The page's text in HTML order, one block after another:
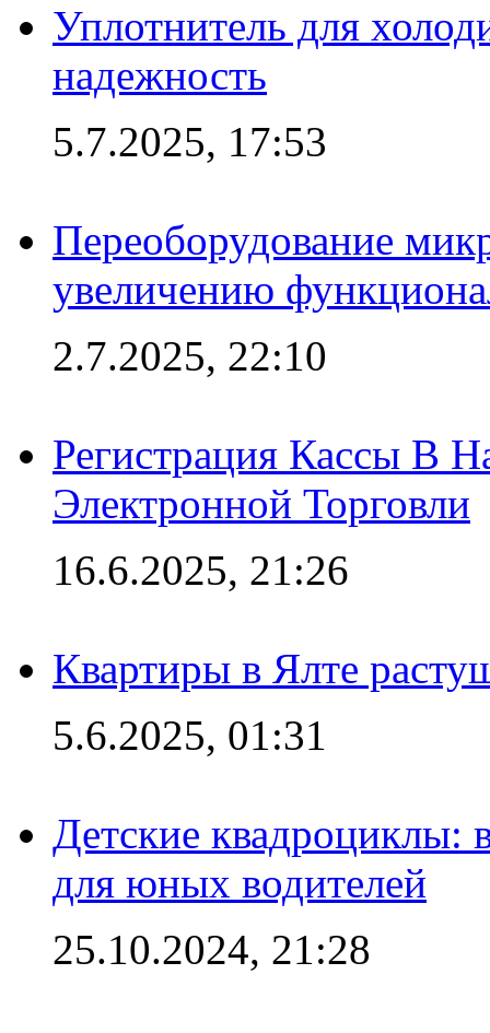
Уплотнитель для
надежность
5.7.2025, 17:53
Переоборудование
увеличению
2.7.2025, 22:10
Регистрация Кассы В
Электронной Торговли
16.6.2025, 21:26
Квартиры в Ялте
5.6.2025, 01:31
Детские квадроциклы:
для юных водителей
25.10.2024, 21:28